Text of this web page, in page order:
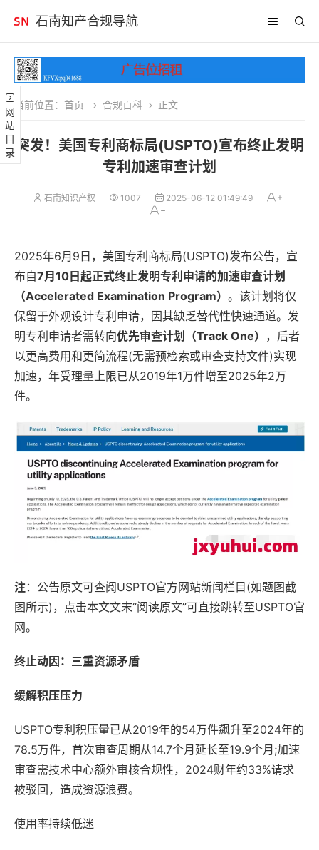
石南知产合规导航
网站目录
当前位置： 首页 合规百科 正文
突发！美国专利商标局(USPTO)宣布终止发明
专利加速审查计划
石南知识产权 1007 2025-06-12 01:49:49
2025年6月9日，美国专利商标局(USPTO)发布公告，宣
布自7月10日起正式终止发明专利申请的加速审查计划
（Accelerated Examination Program） 。该计划将仅
保留于外观设计专利申请，因其缺乏替代性快速通道。发
明专利申请者需转向优先审查计划（Track One） ，后者
以更高费用和更简流程(无需预检索或审查支持文件)实现
加速，年受理量上限已从2019年1万件增至2025年2万
件。
注 ：公告原文可查阅USPTO官方网站新闻栏目(如题图截
图所示)，点击本文文末“阅读原文”可直接跳转至USPTO官
网。
终止动因：三重资源矛盾
缓解积压压力
USPTO专利积压量已从2019年的54万件飙升至2024年的
78.5万件，首次审查周期从14.7个月延长至19.9个月;加速
审查需技术中心额外审核合规性，2024财年约33%请求
被驳回，造成资源浪费。
使用率持续低迷